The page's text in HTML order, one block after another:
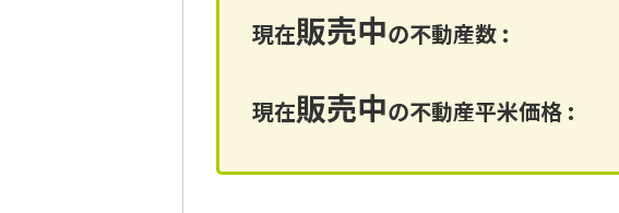
現在販売中の不動産数 :
現在販売中の不動産平米価格 :